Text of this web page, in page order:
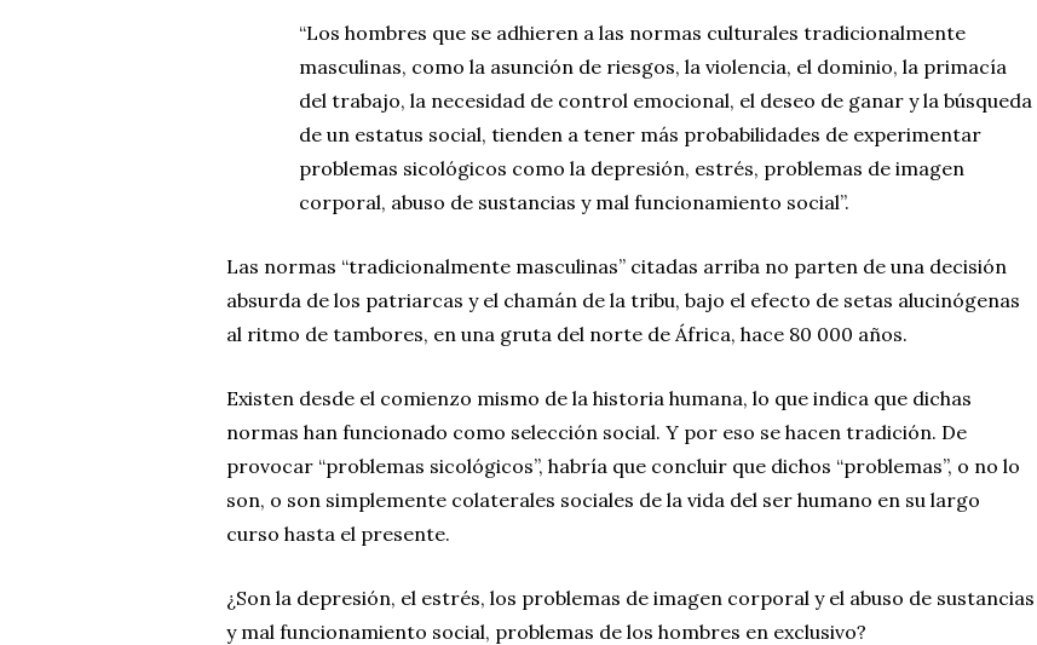
“Los hombres que se adhieren a las normas culturales tradicionalmente
masculinas, como la asunción de riesgos, la violencia, el dominio, la primacía
del trabajo, la necesidad de control emocional, el deseo de ganar y la búsqueda
de un estatus social, tienden a tener más probabilidades de experimentar
problemas sicológicos como la depresión, estrés, problemas de imagen
corporal, abuso de sustancias y mal funcionamiento social”.
Las normas “tradicionalmente masculinas” citadas arriba no parten de una decisión
absurda de los patriarcas y el chamán de la tribu, bajo el efecto de setas alucinógenas
al ritmo de tambores, en una gruta del norte de África, hace 80 000 años.
Existen desde el comienzo mismo de la historia humana, lo que indica que dichas
normas han funcionado como selección social. Y por eso se hacen tradición. De
provocar “problemas sicológicos”, habría que concluir que dichos “problemas”, o no lo
son, o son simplemente colaterales sociales de la vida del ser humano en su largo
curso hasta el presente.
¿Son la depresión, el estrés, los problemas de imagen corporal y el abuso de sustancias
y mal funcionamiento social, problemas de los hombres en exclusivo?